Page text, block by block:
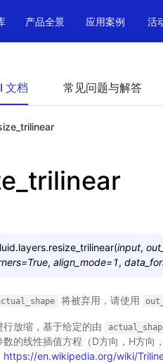
产品全景 应用案例 活
文档 常见问题与解答
resize_trilinear(input,
=True, align_mode=1,
将被弃用，请使用
行放缩，基于给定的由
数的线性插值方程（D方向，H方向
https://en.wikipedia.org/wiki/